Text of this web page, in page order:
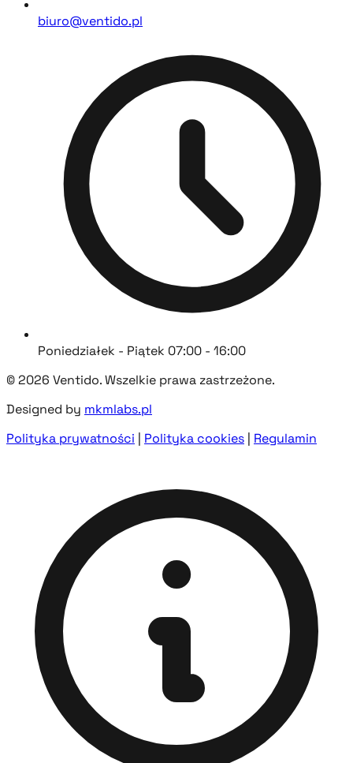
biuro@ventido.pl
Poniedziałek - Piątek 07:00 - 16:00
© 2026 Ventido. Wszelkie prawa zastrzeżone.
Designed by mkmlabs.pl
Polityka prywatności | Polityka cookies | Regulamin